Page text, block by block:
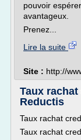
pouvoir
avantageux.
Prenez...
Lire la suite
Site : http://
Taux rachat
Reductis
Taux rachat
Taux rachat